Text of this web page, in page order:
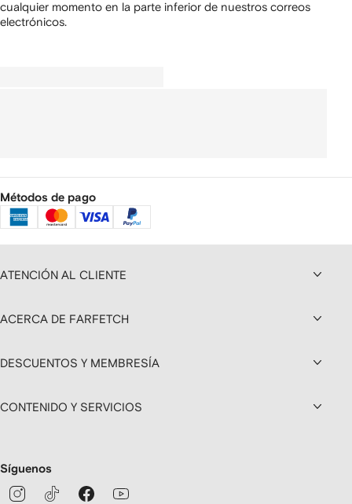
cualquier momento en la parte inferior de nuestros correos
electrónicos.
Métodos de pago
ATENCIÓN AL CLIENTE
ACERCA DE FARFETCH
DESCUENTOS Y MEMBRESÍA
CONTENIDO Y SERVICIOS
Síguenos